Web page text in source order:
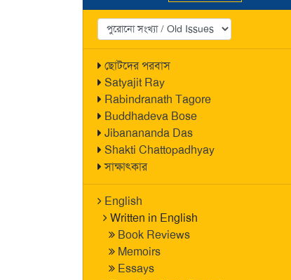
ছোটদের পরবাস
Satyajit Ray
Rabindranath Tagore
Buddhadeva Bose
Jibanananda Das
Shakti Chattopadhyay
সাক্ষাৎকার
English
Written in English
Book Reviews
Memoirs
Essays